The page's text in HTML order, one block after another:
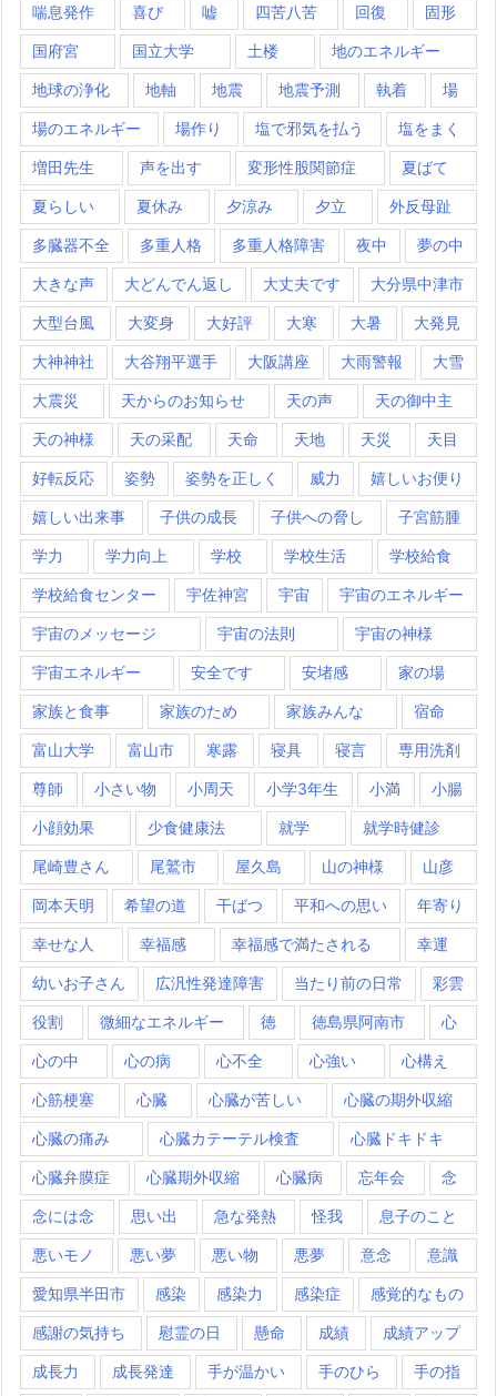
喘息発作 喜び 嘘 四苦八苦 回復 固形
国府宮 国立大学 土楼 地のエネルギー
地球の浄化 地軸 地震 地震予測 執着 場
場のエネルギー 場作り 塩で邪気を払う 塩をまく
増田先生 声を出す 変形性股関節症 夏ばて
夏らしい 夏休み 夕涼み 夕立 外反母趾
多臓器不全 多重人格 多重人格障害 夜中 夢の中
大きな声 大どんでん返し 大丈夫です 大分県中津市
大型台風 大変身 大好評 大寒 大暑 大発見
大神神社 大谷翔平選手 大阪講座 大雨警報 大雪
大震災 天からのお知らせ 天の声 天の御中主
天の神様 天の采配 天命 天地 天災 天目
好転反応 姿勢 姿勢を正しく 威力 嬉しいお便り
嬉しい出来事 子供の成長 子供への脅し 子宮筋腫
学力 学力向上 学校 学校生活 学校給食
学校給食センター 宇佐神宮 宇宙 宇宙のエネルギー
宇宙のメッセージ 宇宙の法則 宇宙の神様
宇宙エネルギー 安全です 安堵感 家の場
家族と食事 家族のため 家族みんな 宿命
富山大学 富山市 寒露 寝具 寝言 専用洗剤
尊師 小さい物 小周天 小学3年生 小満 小腸
小顔効果 少食健康法 就学 就学時健診
尾崎豊さん 尾鷲市 屋久島 山の神様 山彦
岡本天明 希望の道 干ばつ 平和への思い 年寄り
幸せな人 幸福感 幸福感で満たされる 幸運
幼いお子さん 広汎性発達障害 当たり前の日常 彩雲
役割 微細なエネルギー 徳 徳島県阿南市 心
心の中 心の病 心不全 心強い 心構え
心筋梗塞 心臓 心臓が苦しい 心臓の期外収縮
心臓の痛み 心臓カテーテル検査 心臓ドキドキ
心臓弁膜症 心臓期外収縮 心臓病 忘年会 念
念には念 思い出 急な発熱 怪我 息子のこと
悪いモノ 悪い夢 悪い物 悪夢 意念 意識
愛知県半田市 感染 感染力 感染症 感覚的なもの
感謝の気持ち 慰霊の日 懸命 成績 成績アップ
成長力 成長発達 手が温かい 手のひら 手の指